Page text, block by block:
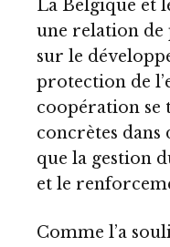
La Belgique et
une relation de
sur le
protection de
coopération se
concrètes dans
que la gestion
et le
Comme l’a